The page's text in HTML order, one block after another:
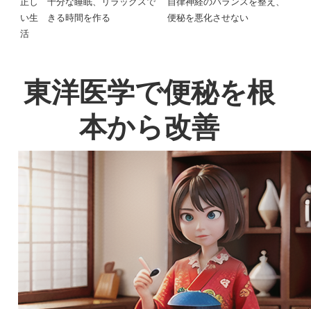
い生
活
きる時間を作る
便秘を悪化させない
東洋医学で便秘を根
本から改善